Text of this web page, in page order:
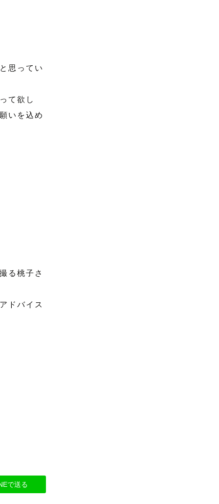
思ってい
て欲し
いを込め
る桃子さ
ドバイス
で送る